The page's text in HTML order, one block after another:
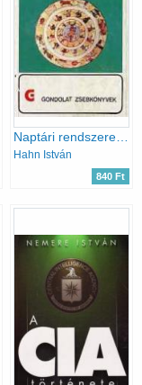
Naptári rendszerek és időszámítás (gondolat zsebkönyvek)
Hahn István
840 Ft